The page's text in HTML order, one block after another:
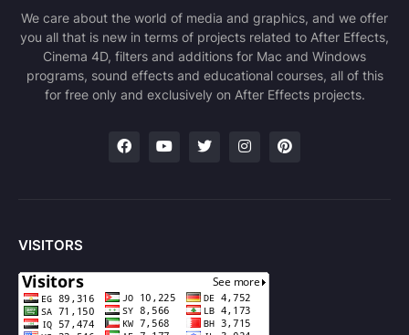
We care about the world of media and graphics, and we offer
you all that is new in terms of projects related to After Effects,
Cinema 4D, filters and additions for Mac and Windows
programs, sound effects and educational courses, all of this
for free only and exclusively on After Effects projects.
VISITORS